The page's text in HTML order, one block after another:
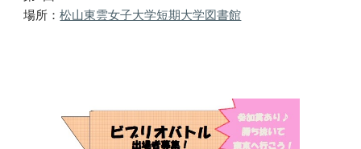
場所：松山東雲女子大学短期大学図書館